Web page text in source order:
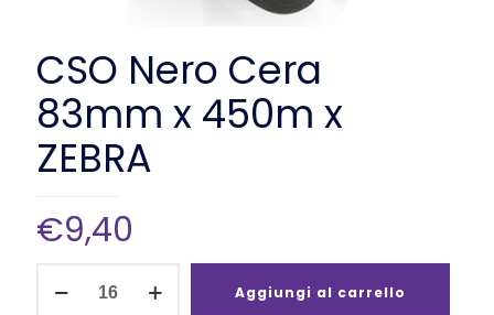
CSO Nero Cera
83mm x 450m x
ZEBRA
€9,40
Nero
Aggiungi al carrello